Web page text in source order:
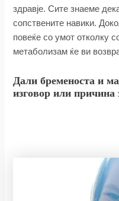
здравје. Сите знаеме
сопствените навики.
повеќе со умот отколку
метаболизам ќе ви
Дали бременоста и
изговор или причина